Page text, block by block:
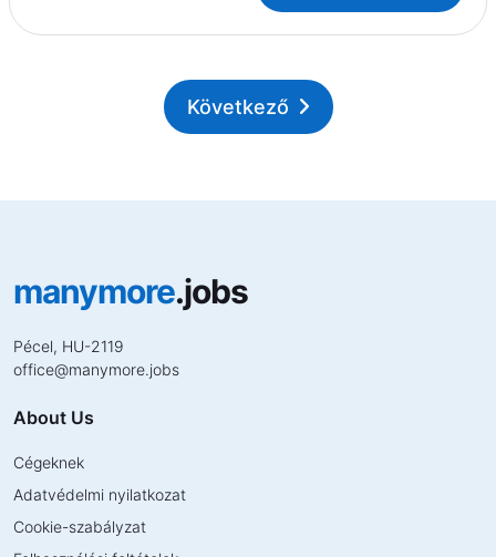
Következő
manymore.jobs
Pécel, HU-2119
office@manymore.jobs
About Us
Cégeknek
Adatvédelmi nyilatkozat
Cookie-szabályzat